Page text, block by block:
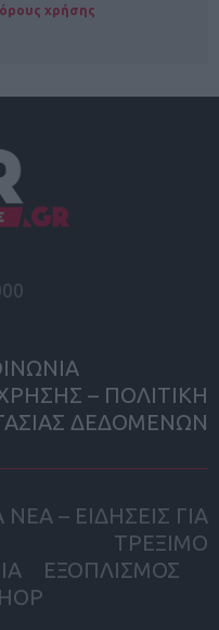
όρους χρήσης
– ΠΟΛΙΤΙΚΗ
ΔΕΔΟΜΕΝΩΝ
– ΕΙΔΗΣΕΙΣ ΓΙΑ
ΤΡΕΞΙΜΟ
ΕΞΟΠΛΙΣΜΟΣ